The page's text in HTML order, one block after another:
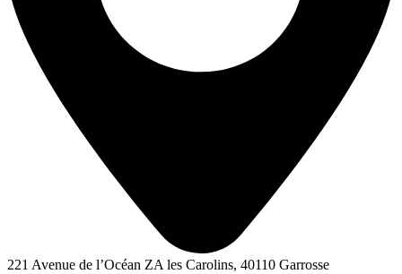
221 Avenue de l’Océan ZA les Carolins, 40110 Garrosse